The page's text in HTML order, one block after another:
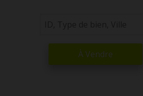
À Vendre